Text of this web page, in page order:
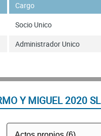
Cargo
Socio Unico
Administrador Unico
Y MIGUEL 2020 SL